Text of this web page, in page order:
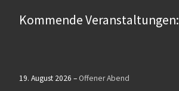
Kommende Veranstaltungen:
19. August 2026 – Offener Abend